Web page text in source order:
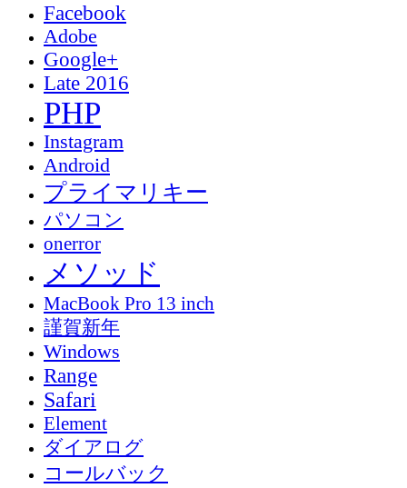
Facebook
Adobe
Google+
Late 2016
PHP
Instagram
Android
プライマリキー
パソコン
onerror
メソッド
MacBook Pro 13 inch
謹賀新年
Windows
Range
Safari
Element
ダイアログ
コールバック